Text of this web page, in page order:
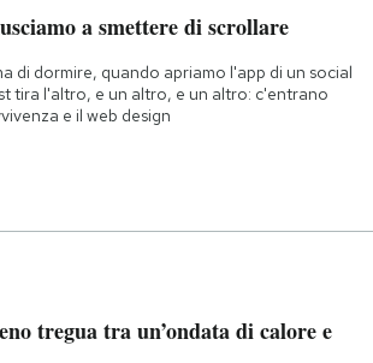
a smettere di scrollare
di dormire, quando apriamo l'app di un social
tira l'altro, e un altro, e un altro: c'entrano
e il web design
tregua tra un’ondata di calore e